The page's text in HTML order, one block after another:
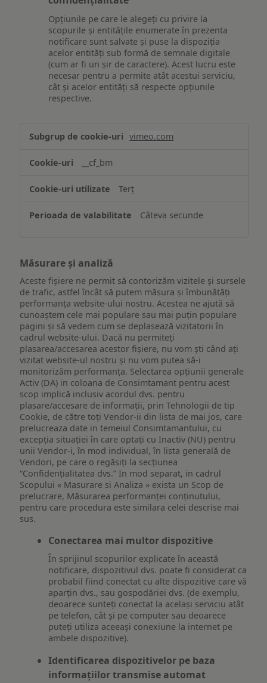
Opțiunile pe care le alegeți cu privire la
scopurile și entitățile enumerate în prezenta
notificare sunt salvate și puse la dispoziția
acelor entități sub formă de semnale digitale
(cum ar fi un șir de caractere). Acest lucru este
necesar pentru a permite atât acestui serviciu,
cât și acelor entități să respecte opțiunile
respective.
funcționalităților
ului
vimeo.com
__cf_bm
Terț
Câteva secunde
Măsurare și analiză
Aceste fișiere ne permit să contorizăm vizitele și sursele
de trafic, astfel încât să putem măsura și îmbunătăți
performanța website-ului nostru. Acestea ne ajută să
cunoaștem cele mai populare sau mai puțin populare
pagini și să vedem cum se deplasează vizitatorii în
cadrul website-ului. Dacă nu permiteți
plasarea/accesarea acestor fișiere, nu vom ști când ați
vizitat website-ul nostru și nu vom putea să-i
monitorizăm performanța. Selectarea opțiunii generale
Activ (DA) in coloana de Consimtamant pentru acest
scop implică inclusiv acordul dvs. pentru
plasare/accesare de informații, prin Tehnologii de tip
Cookie, de către toți Vendor-ii din lista de mai jos, care
prelucreaza date in temeiul Consimtamantului, cu
excepția situației în care optați cu Inactiv (NU) pentru
unii Vendor-i, în mod individual, în lista generală de
Vendori, pe care o regăsiți la secțiunea
“Confidențialitatea dvs.” In mod separat, in cadrul
Scopului « Masurare si Analiza » exista un Scop de
prelucrare, Măsurarea performanței conținutului,
pentru care procedura este similara celei descrise mai
sus.
Conectarea mai multor dispozitive
În sprijinul scopurilor explicate în această
notificare, dispozitivul dvs. poate fi considerat ca
probabil fiind conectat cu alte dispozitive care vă
aparțin dvs., sau gospodăriei dvs. (de exemplu,
deoarece sunteți conectat la același serviciu atât
pe telefon, cât și pe computer sau deoarece
puteți utiliza aceeași conexiune la internet pe
ambele dispozitive).
Identificarea dispozitivelor pe baza
informațiilor transmise automat